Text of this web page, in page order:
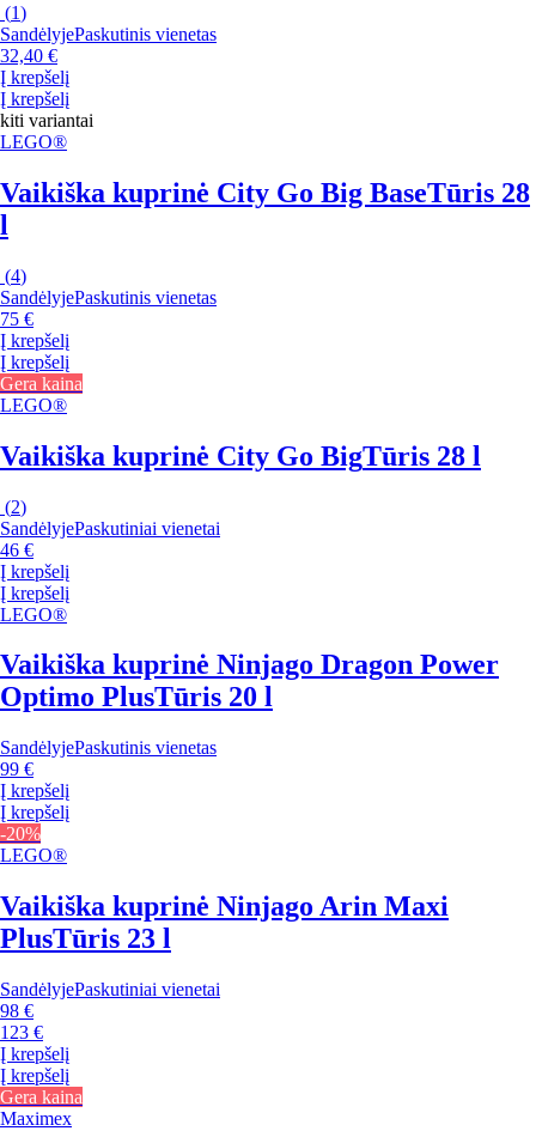
(1)
SandėlyjePaskutinis vienetas
32,40 €
Į krepšelį
Į krepšelį
kiti variantai
LEGO®
Vaikiška kuprinė City Go Big BaseTūris 28
l
(4)
SandėlyjePaskutinis vienetas
75 €
Į krepšelį
Į krepšelį
Gera kaina
LEGO®
Vaikiška kuprinė City Go BigTūris 28 l
(2)
SandėlyjePaskutiniai vienetai
46 €
Į krepšelį
Į krepšelį
LEGO®
Vaikiška kuprinė Ninjago Dragon Power
Optimo PlusTūris 20 l
SandėlyjePaskutinis vienetas
99 €
Į krepšelį
Į krepšelį
-20%
LEGO®
Vaikiška kuprinė Ninjago Arin Maxi
PlusTūris 23 l
SandėlyjePaskutiniai vienetai
98 €
123 €
Į krepšelį
Į krepšelį
Gera kaina
Maximex